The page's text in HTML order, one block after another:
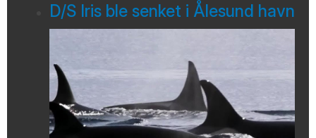
D/S Iris ble senket i Ålesund havn